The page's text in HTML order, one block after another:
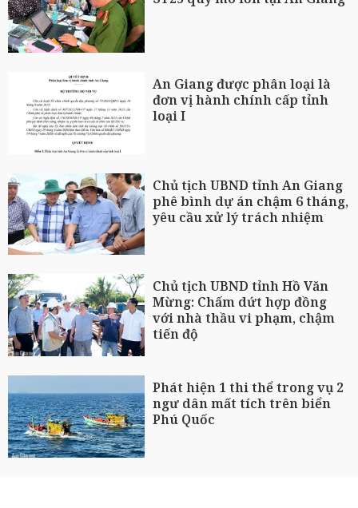
An Giang được phân loại là
đơn vị hành chính cấp tỉnh
loại I
Chủ tịch UBND tỉnh An Giang
phê bình dự án chậm 6 tháng,
yêu cầu xử lý trách nhiệm
Chủ tịch UBND tỉnh Hồ Văn
Mừng: Chấm dứt hợp đồng
với nhà thầu vi phạm, chậm
tiến độ
Phát hiện 1 thi thể trong vụ 2
ngư dân mất tích trên biển
Phú Quốc